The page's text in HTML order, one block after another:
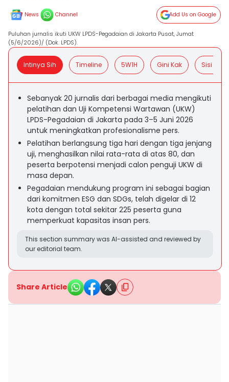
News Channel Add Us on Google
Puluhan jurnalis ikuti UKW LPDS-Pegadaian di Jakarta Pusat, Jumat
(5/6/2026)/ (Dok. LPDS).
Intinya Sih Timeline 5W1H Gini Kak Sisi
Sebanyak 20 jurnalis dari berbagai media mengikuti
pelatihan dan Uji Kompetensi Wartawan (UKW)
LPDS-Pegadaian di Jakarta pada 3–5 Juni 2026
untuk meningkatkan profesionalisme pers.
Pelatihan berlangsung tiga hari dengan tiga jenjang
uji, menghasilkan nilai rata-rata di atas 80, dan
peserta berpotensi menjadi calon penguji UKW di
masa depan.
Pegadaian mendukung program ini sebagai bagian
dari komitmen ESG dan SDGs, telah digelar di 12
kota dengan total sekitar 225 peserta guna
memperkuat kapasitas insan pers.
This section summary was AI-assisted and reviewed by
our editorial team.
Share Article